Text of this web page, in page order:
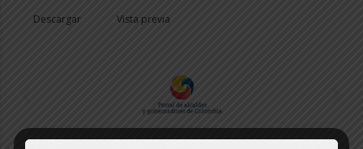
Descargar Vista previa